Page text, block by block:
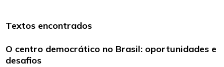
Textos encontrados
O centro democrático no Brasil: oportunidades e
desafios